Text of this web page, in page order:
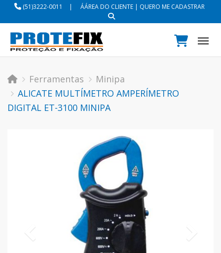
(51)3222-0011 | ÁÁREA DO CLIENTE| QUERO ME CADASTRAR
Ferramentas
Minipa
ALICATE MULTÍMETRO AMPERÍMETRO
DIGITAL ET-3100 MINIPA